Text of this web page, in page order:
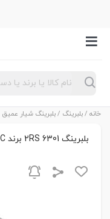
Products
search
خانه /بلبرینگ /بلبرینگ شیار عمیق
بلبرینگ 6301 2RS برند KGC